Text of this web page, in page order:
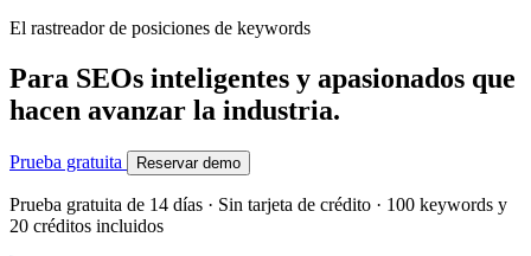
El rastreador de posiciones de keywords
Para SEOs inteligentes y apasionados que
hacen avanzar la industria.
Prueba gratuita Reservar demo
Prueba gratuita de 14 días · Sin tarjeta de crédito · 100 keywords y
20 créditos incluidos